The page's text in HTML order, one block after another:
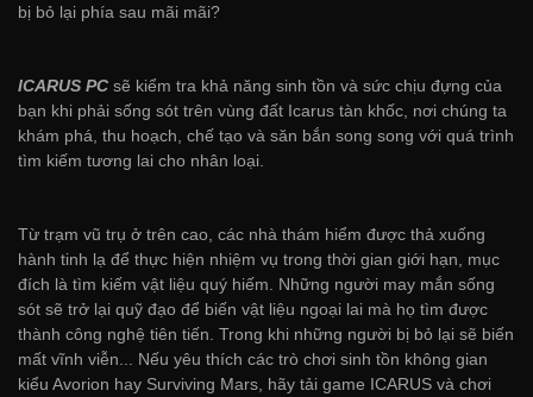
bị bỏ lại phía sau mãi mãi?
ICARUS PC sẽ kiểm tra khả năng sinh tồn và sức chịu đựng của
bạn khi phải sống sót trên vùng đất Icarus tàn khốc, nơi chúng ta
khám phá, thu hoạch, chế tạo và săn bắn song song với quá trình
tìm kiếm tương lai cho nhân loại.
Từ trạm vũ trụ ở trên cao, các nhà thám hiểm được thả xuống
hành tinh lạ để thực hiện nhiệm vụ trong thời gian giới hạn, mục
đích là tìm kiếm vật liệu quý hiếm. Những người may mắn sống
sót sẽ trở lại quỹ đạo để biến vật liệu ngoại lai mà họ tìm được
thành công nghệ tiên tiến. Trong khi những người bị bỏ lại sẽ biến
mất vĩnh viễn... Nếu yêu thích các trò chơi sinh tồn không gian
kiểu Avorion hay Surviving Mars, hãy tải game ICARUS và chơi